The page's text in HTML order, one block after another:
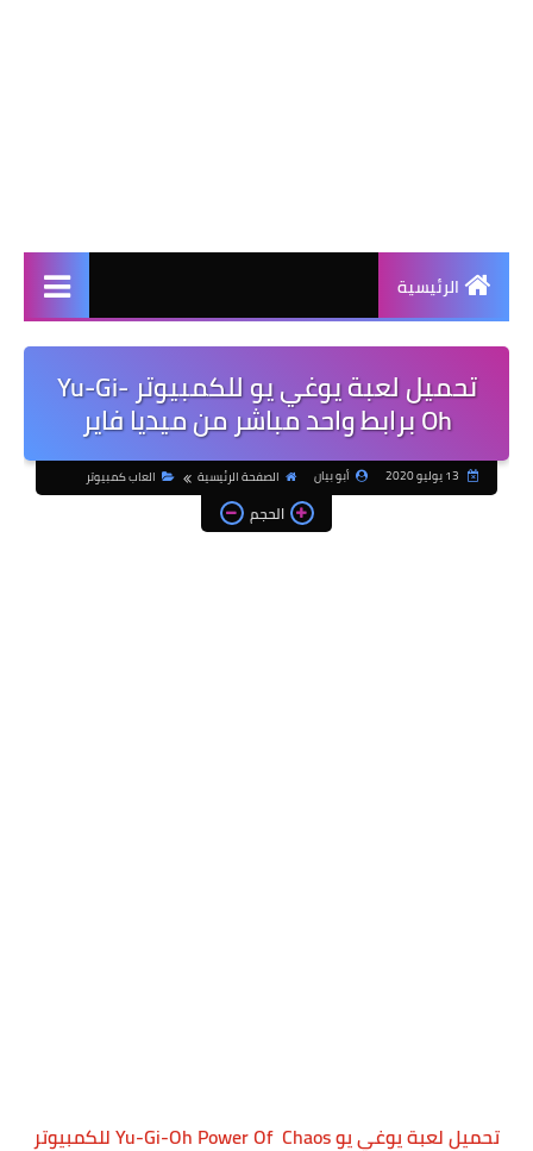
الرئيسية
تحميل لعبة يوغي يو للكمبيوتر Yu-Gi-
Oh برابط واحد مباشر من ميديا فاير
أبو بيان الصفحة الرئيسية العاب كمبيوتر
الحجم
تحميل لعبة يوغي يو Yu-Gi-Oh Power Of Chaos للكمبيوتر